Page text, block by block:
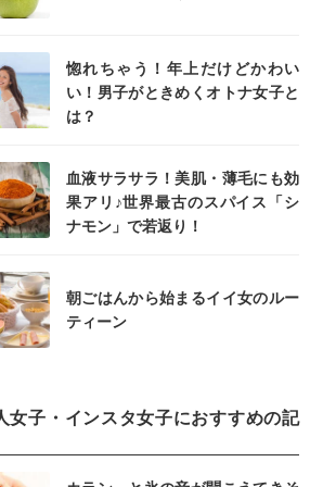
惚れちゃう！年上だけどかわい
い！男子がときめくオトナ女子と
は？
血液サラサラ！美肌・薄毛にも効
果アリ♪世界最古のスパイス「シ
ナモン」で若返り！
朝ごはんから始まるイイ女のルー
ティーン
女子・インスタ女子におすすめの記